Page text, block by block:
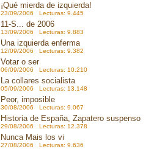
¡Qué mierda de izquierda!
23/09/2006 Lecturas: 9.445
11-S... de 2006
13/09/2006 Lecturas: 9.883
Una izquierda enferma
12/09/2006 Lecturas: 9.382
Votar o ser
06/09/2006 Lecturas: 10.210
La collares socialista
05/09/2006 Lecturas: 13.148
Peor, imposible
30/08/2006 Lecturas: 9.067
Historia de España, Zapatero suspenso
29/08/2006 Lecturas: 12.378
Nunca Mais los vi
27/08/2006 Lecturas: 9.636